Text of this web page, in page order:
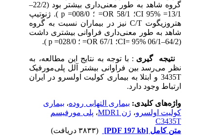
گروه شاهد به طور معنی‌داری بیشتر بود (22/2–
13/1= CI 95%؛ 58/1 OR= ؛ 008/0= p ). ژنوتیپ
هتروزیگوت C/T نیز در بیماران نسبت به گروه
شاهد به طور معنی‌داری فراوانی بیشتری داشت
نتیجه­ گیری: با توجه به نتایج این مطالعه، به
نظر می‌رسد بین فراوانی بیشتر آلل پلی‌مورفیک
3435T و ابتلا به بیماری کولیت اولسرو در ایران
ارتباط وجود دارد.
واژه‌های کلیدی:بیماری التهابی روده،بیماری
کولیت اولسرو ،ژن MDR1 ،پلی مورفیسم
C3435T
متن کامل[PDF 197 kb]